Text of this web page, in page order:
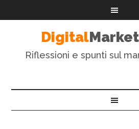
Digital
Riflessioni e spunti sul